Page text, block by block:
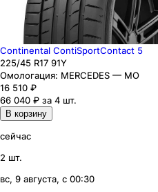
Continental ContiSportContact 5
225/45 R17 91Y
Омологация: MERCEDES — MO
16 510 ₽
66 040 ₽ за 4 шт.
В корзину
сейчас
2 шт.
вс, 9 августа, с 00:30